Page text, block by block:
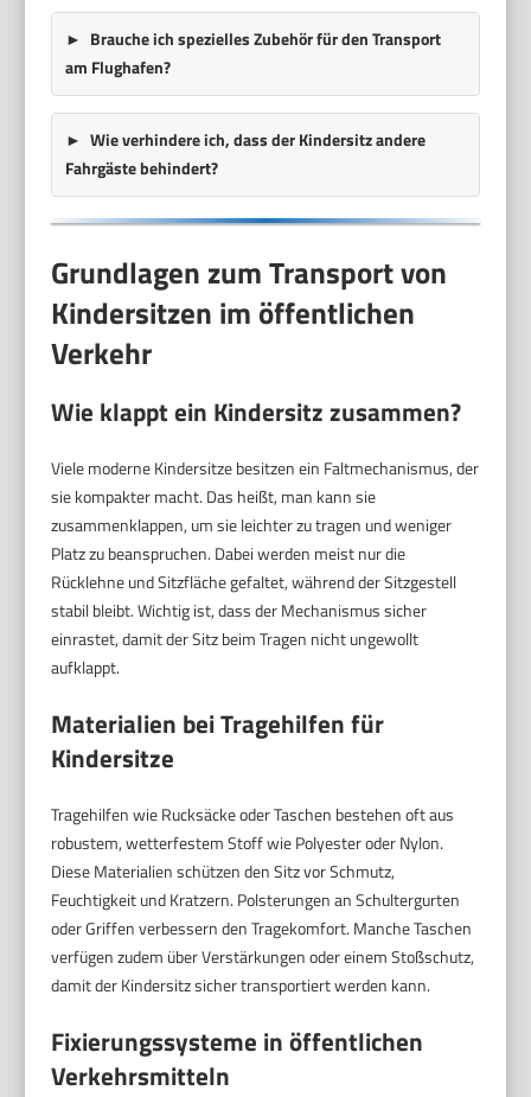
Brauche ich spezielles Zubehör für den Transport
am Flughafen?
Wie verhindere ich, dass der Kindersitz andere
Fahrgäste behindert?
Grundlagen zum Transport von
Kindersitzen im öffentlichen
Verkehr
Wie klappt ein Kindersitz zusammen?
Viele moderne Kindersitze besitzen ein Faltmechanismus, der
sie kompakter macht. Das heißt, man kann sie
zusammenklappen, um sie leichter zu tragen und weniger
Platz zu beanspruchen. Dabei werden meist nur die
Rücklehne und Sitzfläche gefaltet, während der Sitzgestell
stabil bleibt. Wichtig ist, dass der Mechanismus sicher
einrastet, damit der Sitz beim Tragen nicht ungewollt
aufklappt.
Materialien bei Tragehilfen für
Kindersitze
Tragehilfen wie Rucksäcke oder Taschen bestehen oft aus
robustem, wetterfestem Stoff wie Polyester oder Nylon.
Diese Materialien schützen den Sitz vor Schmutz,
Feuchtigkeit und Kratzern. Polsterungen an Schultergurten
oder Griffen verbessern den Tragekomfort. Manche Taschen
verfügen zudem über Verstärkungen oder einem Stoßschutz,
damit der Kindersitz sicher transportiert werden kann.
Fixierungssysteme in öffentlichen
Verkehrsmitteln